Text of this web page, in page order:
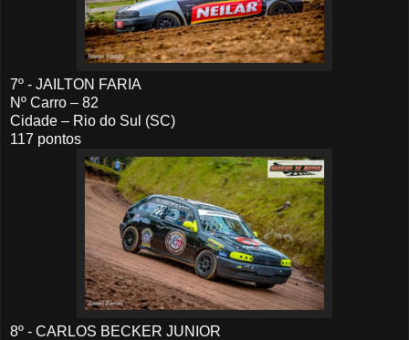
7º - JAILTON FARIA
Nº Carro – 82
Cidade – Rio do Sul (SC)
117 pontos
8º - CARLOS BECKER JUNIOR